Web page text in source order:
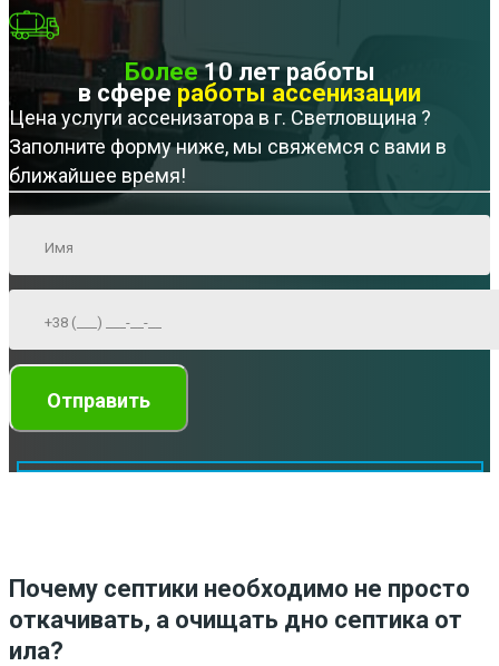
Более10 лет работы
в сфере работы ассенизации
Цена услуги ассенизатора в г. Светловщина ?
Заполните форму ниже, мы свяжемся с вами в
ближайшее время!
Почему септики необходимо не просто
откачивать, а очищать дно септика от
ила?